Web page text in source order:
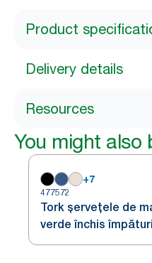
Product
Delivery details
Resources
You might also
+7
477572
Tork șervețele de
verde închis